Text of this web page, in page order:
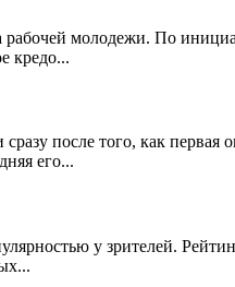
молодежи. По
кредо...
после того, как первая
его...
у зрителей.